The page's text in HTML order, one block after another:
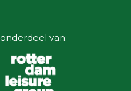
onderdeel van: